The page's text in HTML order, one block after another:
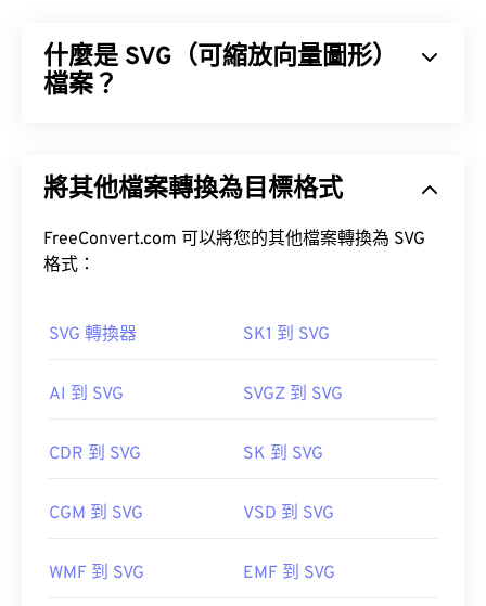
自下而上和自上而下。兩者之間的主要區別在於，自
下而上的 DIB 無法壓縮，而自上而下的 DIB 可以壓
如何開啟DIB檔？
作為一種裝置無關的檔案類型，DIB可以在大多數跨
Windows系統中，它可以在畫圖程式中開啟。在
macOS系統中，它可以在
Apple Preview
DIB 檔案可以輕鬆轉換為許多其他常見檔案格式，例
像轉換程式可供選擇，例如 XNConvert。
DIB 轉 JPG
什麼是 SVG（可縮放向量圖形）
檔案？
圖形，並支援有限的動畫。顧名思義，使用 SVG 檔
整大小而不會損失圖像品質。此外，SVG 的獨特之
處在於它並非影像格式。
如何開啟 SVG 檔案？
如Firefox或 Microsoft SVG 轉 GIF或
嘗試使用我們的
SVG 轉 JPG或 萬維網聯盟 (W3C)
href="https://www.lifewire.com/svg-file-
將其他檔案轉換為目標格式
FreeConvert.com 可以將您的其他檔案轉換為 SVG
格式：
SVG 轉換器 SK1 到 SVG
AI 到 SVG SVGZ 到 SVG
CDR 到 SVG SK 到 SVG
CGM 到 SVG VSD 到 SVG
WMF 到 SVG EMF 到 SVG